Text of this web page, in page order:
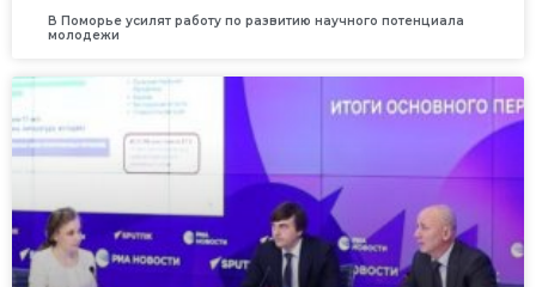
В Поморье усилят работу по развитию научного потенциала
молодежи